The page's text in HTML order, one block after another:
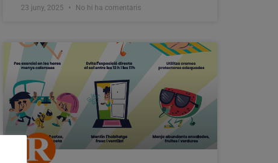
23 juny, 2025 No hi ha comentaris